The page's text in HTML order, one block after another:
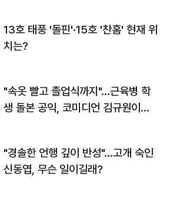
13호 태풍 '돌핀'·15호 '찬홈' 현재 위
치는?
"속옷 빨고 졸업식까지"…근육병 학
생 돌본 공익, 코미디언 김규원이었
"경솔한 언행 깊이 반성"…고개 숙인
신동엽, 무슨 일이길래?